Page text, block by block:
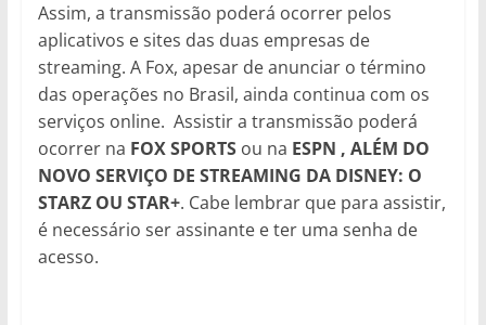
Assim, a transmissão poderá ocorrer pelos
aplicativos e sites das duas empresas de
streaming. A Fox, apesar de anunciar o término
das operações no Brasil, ainda continua com os
serviços online. Assistir a transmissão poderá
ocorrer na FOX SPORTSou na ESPN , ALÉM DO
NOVO SERVIÇO DE STREAMING DA DISNEY: O
STARZ OU STAR+. Cabe lembrar que para assistir,
é necessário ser assinante e ter uma senha de
acesso.